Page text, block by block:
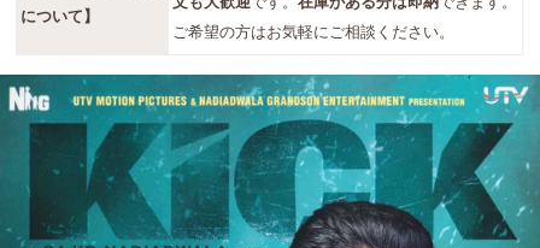
について】
ご希望の方はお気軽にご相談ください。